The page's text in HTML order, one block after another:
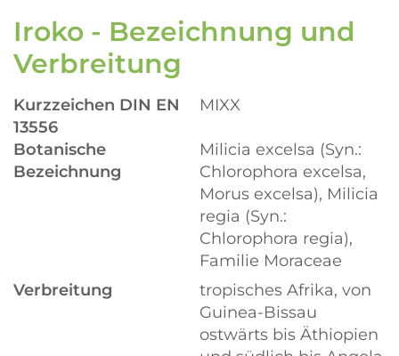
Iroko - Bezeichnung und
Verbreitung
Kurzzeichen DIN EN
13556
MIXX
Botanische
Bezeichnung
Milicia excelsa (Syn.:
Chlorophora excelsa,
Morus excelsa), Milicia
regia (Syn.:
Chlorophora regia),
Familie Moraceae
Verbreitung
tropisches Afrika, von
Guinea-Bissau
ostwärts bis Äthiopien